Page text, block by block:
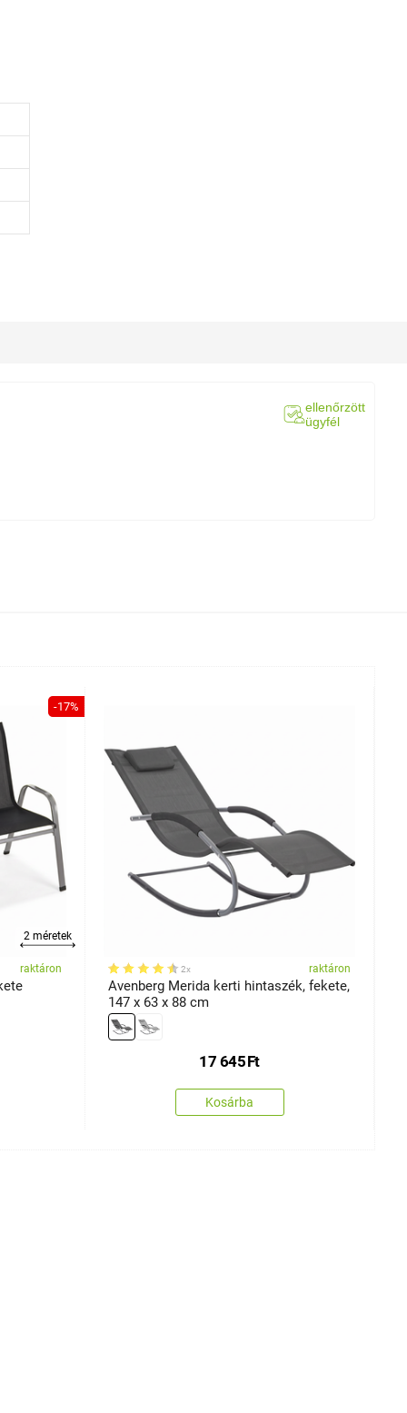
ellenőrzött
ügyfél
-17%
2 méretek
raktáron 2x raktáron
Avenberg Merida kerti hintaszék, fekete,
147 x 63 x 88 cm
17 645Ft
Kosárba